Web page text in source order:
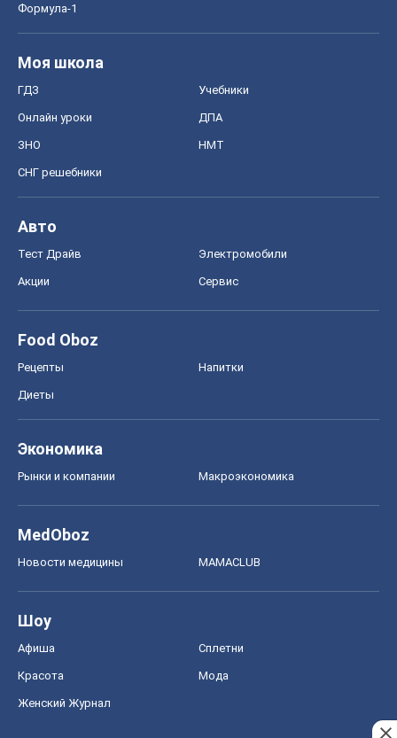
Формула-1
Моя школа
ГДЗ Учебники
Онлайн уроки ДПА
ЗНО НМТ
СНГ решебники
Авто
Тест Драйв Электромобили
Акции Сервис
Food Oboz
Рецепты Напитки
Диеты
Экономика
Рынки и компании Mакроэкономика
MedOboz
Новости медицины MAMACLUB
Шоу
Афиша Сплетни
Красота Мода
Женский Журнал